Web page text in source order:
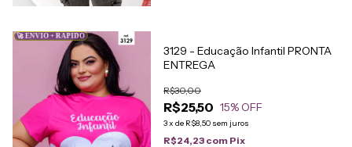
🚀 ENVIO + RÁPIDO
3129 - Educação Infantil PRONTA
ENTREGA
R$25,50
R$30,00
15% OFF
3x de R$8,50 sem juros
R$24,23 com Pix